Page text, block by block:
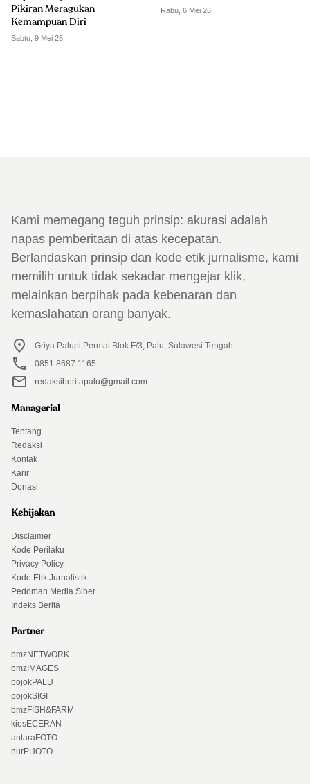
Pikiran Meragukan
Kemampuan Diri
Sabtu, 9 Mei 26
Rabu, 6 Mei 26
Kami memegang teguh prinsip: akurasi adalah
napas pemberitaan di atas kecepatan.
Berlandaskan prinsip dan kode etik jurnalisme, kami
memilih untuk tidak sekadar mengejar klik,
melainkan berpihak pada kebenaran dan
kemaslahatan orang banyak.
Griya Palupi Permai Blok F/3, Palu, Sulawesi Tengah
0851 8687 1165
redaksiberitapalu@gmail.com
Managerial
Tentang
Redaksi
Kontak
Karir
Donasi
Kebijakan
Disclaimer
Kode Perilaku
Privacy Policy
Kode Etik Jurnalistik
Pedoman Media Siber
Indeks Berita
Partner
bmzNETWORK
bmzIMAGES
pojokPALU
pojokSIGI
bmzFISH&FARM
kiosECERAN
antaraFOTO
nurPHOTO